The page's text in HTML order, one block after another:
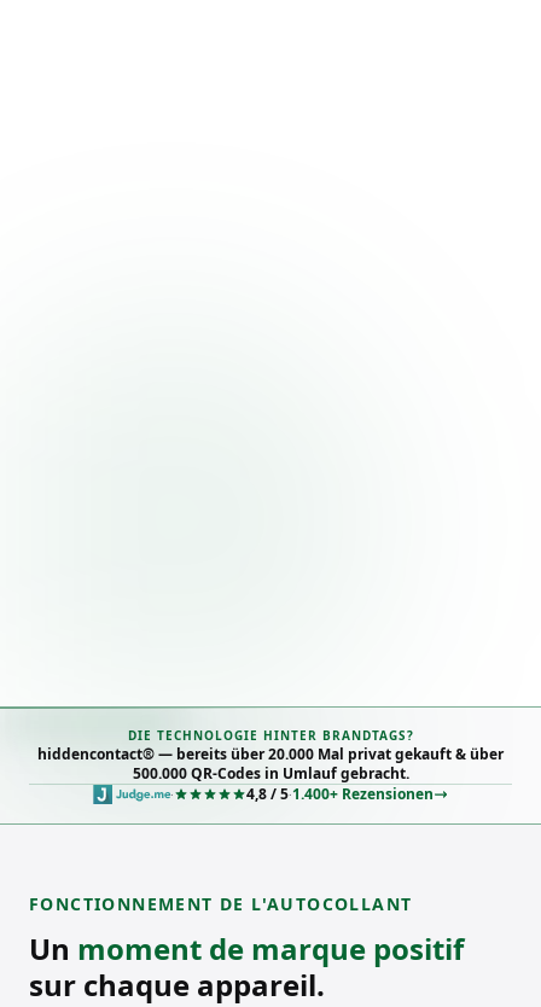
DIE TECHNOLOGIE HINTER BRANDTAGS?
hiddencontact® — bereits über 20.000 Mal privat gekauft & über
500.000 QR-Codes in Umlauf gebracht.
· 4,8 / 5·1.400+ Rezensionen
FONCTIONNEMENT DE L'AUTOCOLLANT
Un moment de marque positif
sur chaque appareil.